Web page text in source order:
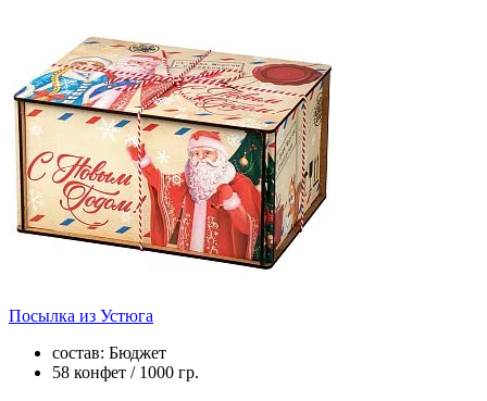
Посылка из Устюга
состав: Бюджет
58 конфет / 1000 гр.